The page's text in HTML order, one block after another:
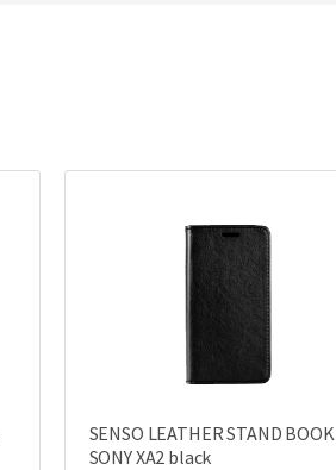
SENSO LEATHER STAND BOOK
SONY XA2 black